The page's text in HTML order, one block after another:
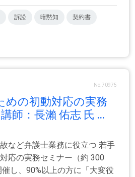
訴訟 暗黙知 契約書
No.70975
めの初動対応の実務
師：長瀨 佑志 氏 ...
など弁護士業務に役立つ 若手
応の実務セミナー（約 300
し、90%以上の方に「大変役